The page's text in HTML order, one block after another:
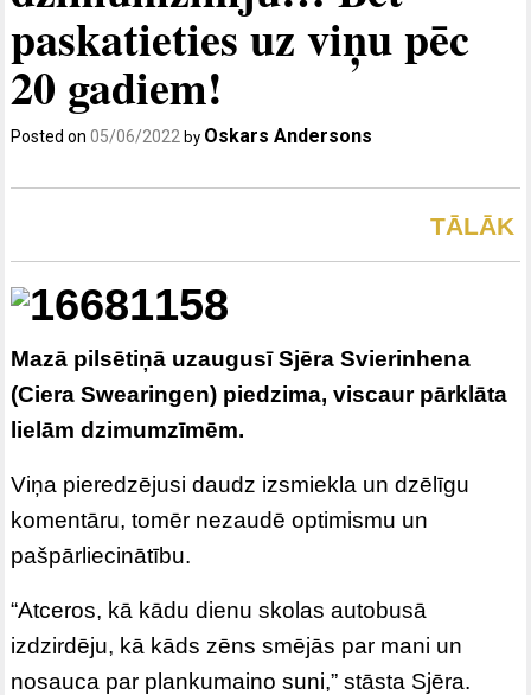
paskatieties uz viņu pēc
20 gadiem!
Posted on05/06/2022 by Oskars Andersons
TĀLĀK
Mazā pilsētiņā uzaugusī Sjēra Svierinhena
(Ciera Swearingen) piedzima, viscaur pārklāta
lielām dzimumzīmēm.
Viņa pieredzējusi daudz izsmiekla un dzēlīgu
komentāru, tomēr nezaudē optimismu un
pašpārliecinātību.
“Atceros, kā kādu dienu skolas autobusā
izdzirdēju, kā kāds zēns smējās par mani un
nosauca par plankumaino suni,” stāsta Sjēra.